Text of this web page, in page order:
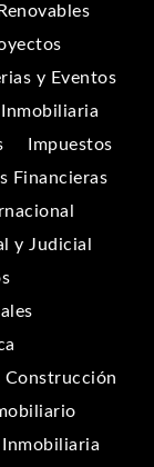
y Eventos
Impuestos
Financieras
y Judicial
Construcción